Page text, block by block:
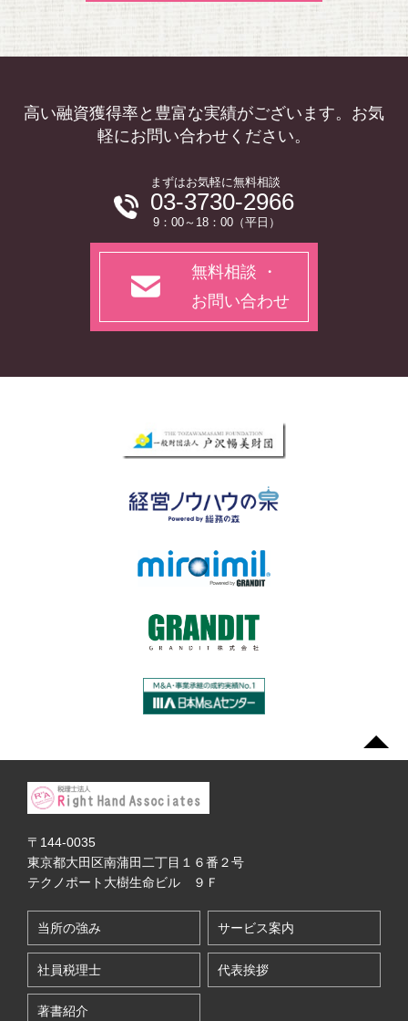
高い融資獲得率と豊富な実績がございます。お気
軽にお問い合わせください。
まずはお気軽に無料相談
03-3730-2966
9：00～18：00（平日）
無料相談 ・
お問い合わせ
〒144-0035
東京都大田区南蒲田二丁目１６番２号
テクノポート大樹生命ビル ９Ｆ
当所の強み サービス案内
社員税理士 代表挨拶
著書紹介